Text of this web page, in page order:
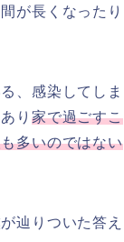
が長くなったり
、感染してしま
り 家で過ごすこ
多いのではない
辿りついた答え